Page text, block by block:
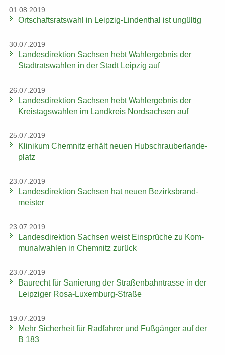
01.08.2019
Ort­schafts­rats­wahl in Leipzig-​Lindenthal ist un­gül­tig
30.07.2019
Lan­des­di­rek­ti­on Sach­sen hebt Wahl­er­geb­nis der
Stadt­rats­wah­len in der Stadt Leip­zig auf
26.07.2019
Lan­des­di­rek­ti­on Sach­sen hebt Wahl­er­geb­nis der
Kreis­tags­wah­len im Land­kreis Nord­sach­sen auf
25.07.2019
Kli­ni­kum Chem­nitz er­hält neuen Hub­schrau­ber­lan­de­
platz
23.07.2019
Lan­des­di­rek­ti­on Sach­sen hat neuen Be­zirks­brand­
meis­ter
23.07.2019
Lan­des­di­rek­ti­on Sach­sen weist Ein­sprü­che zu Kom­
mu­nal­wah­len in Chem­nitz zu­rück
23.07.2019
Bau­recht für Sa­nie­rung der Stra­ßen­bahn­tras­se in der
Leip­zi­ger Rosa-​Luxemburg-Straße
19.07.2019
Mehr Si­cher­heit für Rad­fah­rer und Fuß­gän­ger auf der
B 183